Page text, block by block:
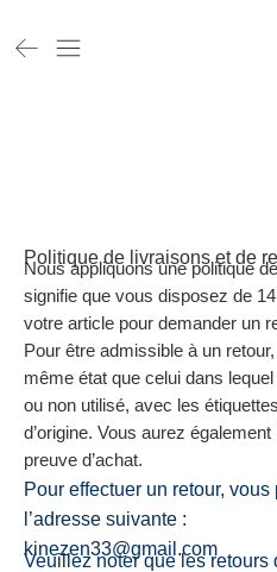
Politique de livraisons et de
Nous appliquons une politique
signifie que vous disposez de
votre article pour demander un
Pour être admissible à un
même état que celui dans
ou non utilisé, avec les
d’origine. Vous aurez
preuve d’achat.
Pour effectuer un retour,
l’adresse suivante :
kinezen33@gmail.com
Veuillez noter que les retours